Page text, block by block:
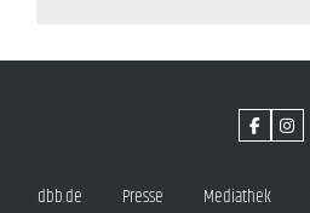
dbb.de Presse Mediathek